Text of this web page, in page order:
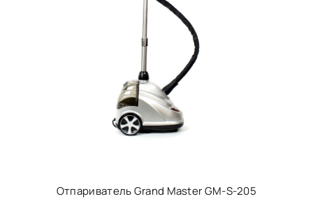
Отпариватель Grand Master GM-S-205